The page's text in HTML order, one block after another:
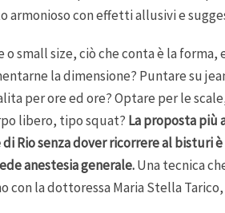
armonioso con effetti allusivi e
o small size, ciò che conta è la
la dimensione? Puntare su
per ore ed ore? Optare per le
libero, tipo squat? La proposta più
di Rio senza dover ricorrere al
anestesia generale.Una tecnica
con la dottoressa Maria Stella